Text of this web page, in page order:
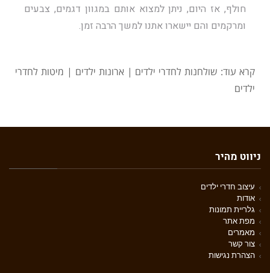
חולף, אז היום, ניתן למצוא אותם במגוון דגמים, צבעים
ומרקמים והם יישארו אתנו למשך הרבה זמן.
קרא עוד: שולחנות לחדרי ילדים |ארונות ילדים | מיטות לחדרי
ילדים
ניווט מהיר
עיצוב חדרי ילדים
אודות
גלריית תמונות
מפת אתר
מאמרים
צור קשר
הצהרת נגישות